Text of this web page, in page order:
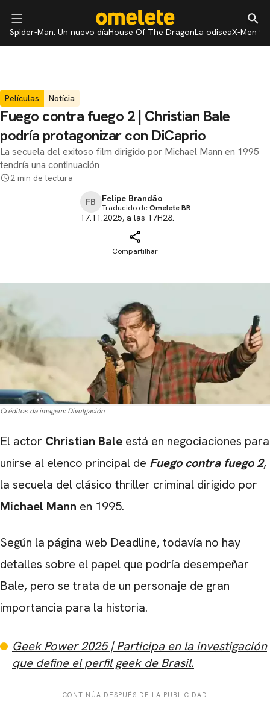
Spider-Man: Un nuevo díaHouse Of The DragonLa odiseaX-Men 97
Películas Notícia
Fuego contra fuego 2 | Christian Bale
podría protagonizar con DiCaprio
La secuela del exitoso film dirigido por Michael Mann en 1995
tendría una continuación
2 min de lectura
FB Felipe Brandão
Traducido deOmelete BR
17.11.2025, a las 17H28.
Compartilhar
Créditos da imagem: Divulgación
El actor Christian Bale está en negociaciones para
unirse al elenco principal de Fuego contra fuego 2,
la secuela del clásico thriller criminal dirigido por
Michael Mann en 1995.
Según la página web Deadline, todavía no hay
detalles sobre el papel que podría desempeñar
Bale, pero se trata de un personaje de gran
importancia para la historia.
Geek Power 2025 | Participa en la investigación
que define el perfil geek de Brasil.
CONTINÚA DESPUÉS DE LA PUBLICIDAD